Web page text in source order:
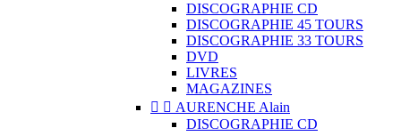
DISCOGRAPHIE CD
DISCOGRAPHIE 45 TOURS
DISCOGRAPHIE 33 TOURS
DVD
LIVRES
MAGAZINES
  AURENCHE Alain
DISCOGRAPHIE CD